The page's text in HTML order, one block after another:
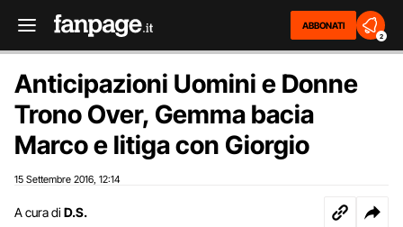
ABBONATI
2
Anticipazioni Uomini e Donne
Trono Over, Gemma bacia
Marco e litiga con Giorgio
15 Settembre 2016 12:14
A cura di D.S.